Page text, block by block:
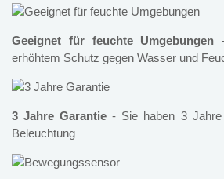
Geeignet für feuchte Umgebungen
erhöhtem Schutz gegen Wasser und
3 Jahre Garantie - Sie haben 3
Beleuchtung